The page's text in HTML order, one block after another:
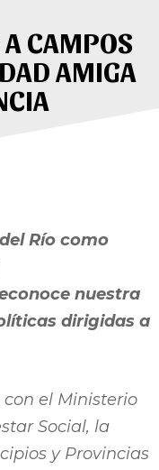
A CAMPOS
AMIGA
Río como
nuestra
dirigidas a
con el Ministerio
Social, la
y Provincias